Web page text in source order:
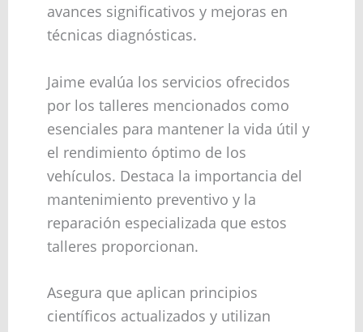
avances significativos y mejoras en
técnicas diagnósticas.
Jaime evalúa los servicios ofrecidos
por los talleres mencionados como
esenciales para mantener la vida útil y
el rendimiento óptimo de los
vehículos. Destaca la importancia del
mantenimiento preventivo y la
reparación especializada que estos
talleres proporcionan.
Asegura que aplican principios
científicos actualizados y utilizan